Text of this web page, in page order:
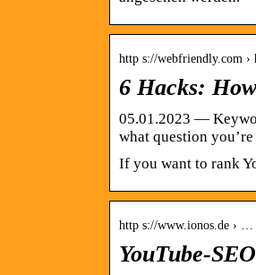
http s://webfriendly.com ›
6 Hacks:
05.01.2023 —
what question
If you want to rank
http s://www.ionos.de › …
YouTube-